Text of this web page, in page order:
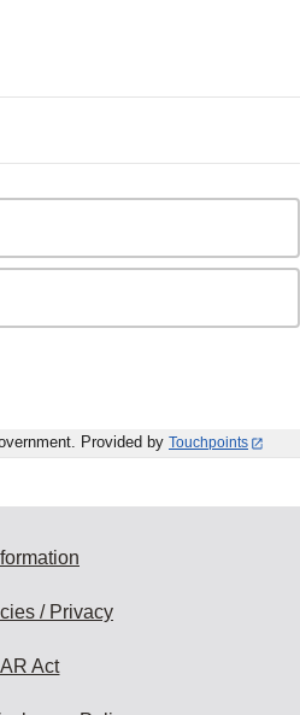
Provided by Touchpoints
/ Privacy
Act